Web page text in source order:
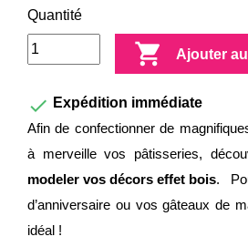
Quantité
 Ajouter
 Expédition immédiate
Afin de confectionner de
à merveille vos pâtisseries,
modeler vos décors effet bois.
d’anniversaire ou vos gâteaux de
idéal !